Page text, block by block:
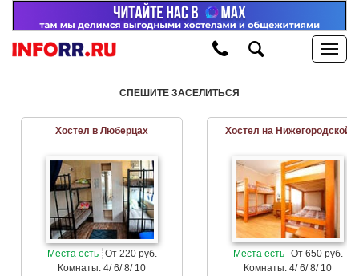
СПЕШИТЕ ЗАСЕЛИТЬСЯ
Хостел в Люберцах
Места есть От 220 руб.
Комнаты: 4/ 6/ 8/ 10
Хостел на Нижегородской
Места есть От 650 руб.
Комнаты: 4/ 6/ 8/ 10